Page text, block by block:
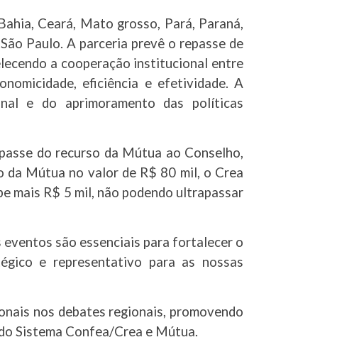
Ceará, Mato grosso, Pará, Paraná,
Paulo. A parceria prevê o repasse de
a cooperação institucional entre
eficiência e efetividade. A
e do aprimoramento das políticas
do recurso da Mútua ao Conselho,
da Mútua no valor de R$ 80 mil, o Crea
mais R$ 5 mil, não podendo ultrapassar
eventos são essenciais para fortalecer o
e representativo para as nossas
nos debates regionais, promovendo
Sistema Confea/Crea e Mútua.